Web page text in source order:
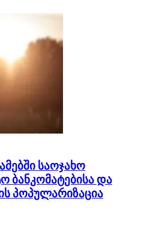
საოჯახო
ბანკომატებისა და
პოპულარიზაცია